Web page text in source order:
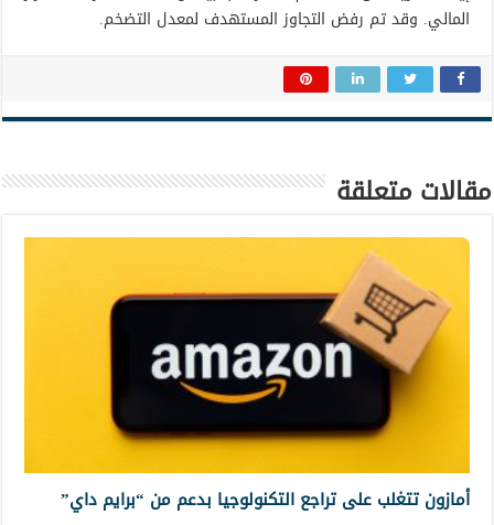
المالي. وقد تم رفض التجاوز المستهدف لمعدل التضخم.
مقالات متعلقة
أمازون تتغلب على تراجع التكنولوجيا بدعم من “برايم داي”